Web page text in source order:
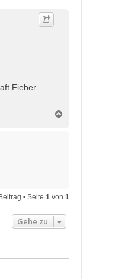
Fieber
• Seite 1 von 1
Gehe zu